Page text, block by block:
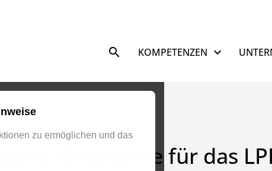
zu ermöglichen und das
KOMPETENZEN
Obstkörbe für das